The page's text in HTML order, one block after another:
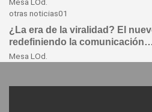
otras noticias01
¿La era de la viralidad? El
redefiniendo la
Mesa LOd.